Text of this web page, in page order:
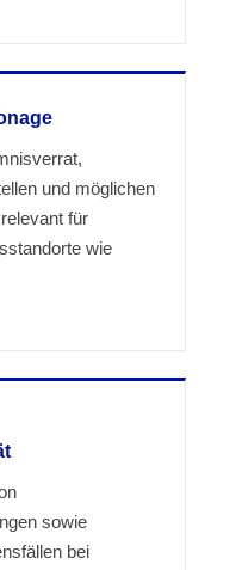
und möglichen
für
wie
sowie
bei